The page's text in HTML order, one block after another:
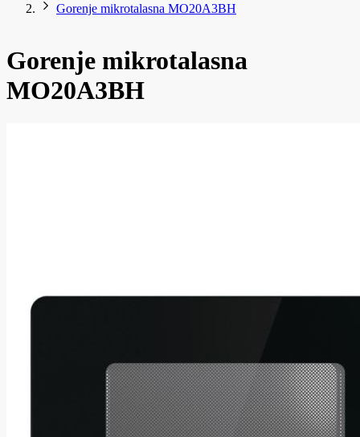
Gorenje mikrotalasna MO20A3BH
Gorenje mikrotalasna
MO20A3BH